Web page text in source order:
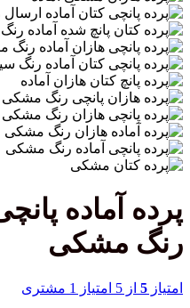
پرده آماده
رنگ مشکی
امتیاز از 5 امتیاز مشتری